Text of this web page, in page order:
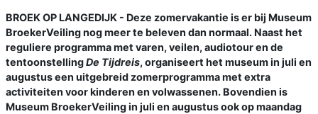
BROEK OP LANGEDIJK - Deze zomervakantie is er bij Museum
BroekerVeiling nog meer te beleven dan normaal. Naast het
reguliere programma met varen, veilen, audiotour en de
tentoonstellingDe Tijdreis, organiseert het museum in juli en
augustus een uitgebreid zomerprogramma met extra
activiteiten voor kinderen en volwassenen. Bovendien is
Museum BroekerVeiling in juli en augustus ook op maandag